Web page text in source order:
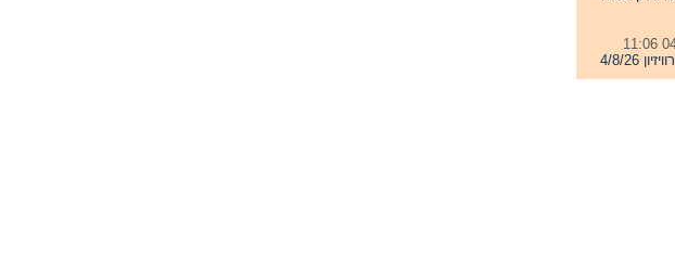
4/8/26